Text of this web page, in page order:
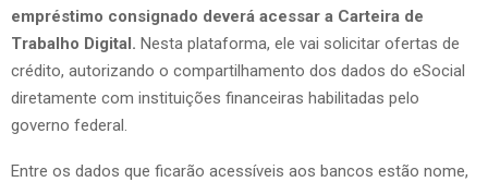
empréstimo consignado deverá acessar a Carteira de
Trabalho Digital. Nesta plataforma, ele vai solicitar ofertas de
crédito, autorizando o compartilhamento dos dados do eSocial
diretamente com instituições financeiras habilitadas pelo
governo federal.
Entre os dados que ficarão acessíveis aos bancos estão nome,